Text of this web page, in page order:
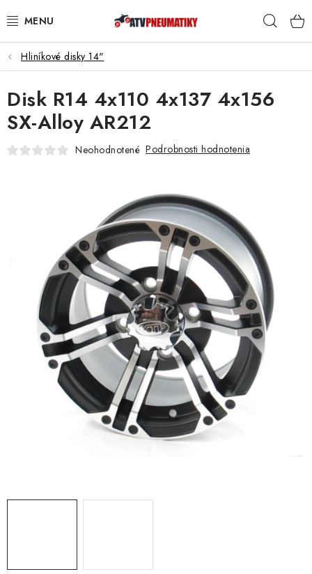
na
PNEUMATIKY
DISKY
ROZŠIROVACIE PODLOŽKY
KUFRE A BOXY
KRYTY PODVOZKU
NÁVLEKY TLMIČOV
NAVIJAKY COME UP WARN
OLEJE MAXIMA A FILTRE
ROZŠIROVACIE PLASTY BLATNÍKOV
ŠTVORKOLKY
Hliníkové disky 14"
Disk R14 4x110 4x137 4x156
SX-Alloy AR212
Neohodnotené Podrobnosti hodnotenia